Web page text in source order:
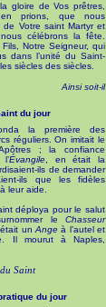
gloire de Vos prêtres,
prions, que nous
de Votre saint Martyr et
célébrons la fête.
Notre Seigneur, qui
dans l’unité du Saint-
siècles des siècles.
Ainsi soit-il
du jour
la première des
réguliers. On imitait le
; la confiance
Évangile, en était la
ils de demander
ils que les fidèles
leur aide.
déploya pour le salut
le Chasseur
était unAnge à l’autel et
Il mourut à Naples,
Saint
du jour